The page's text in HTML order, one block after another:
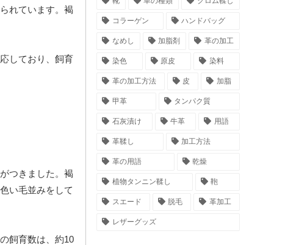
れています。褐
しており、飼育
つきました。褐
い毛並みをして
飼育数は、約10
コラーゲン ハンドバッグ
なめし 加脂剤 革の加工
染色 原皮 染料
革の加工方法 皮 加脂
甲革 タンパク質
石灰漬け 牛革 用語
革鞣し 加工方法
革の用語 乾燥
植物タンニン鞣し 鞄
スエード 脱毛 革加工
レザーグッズ